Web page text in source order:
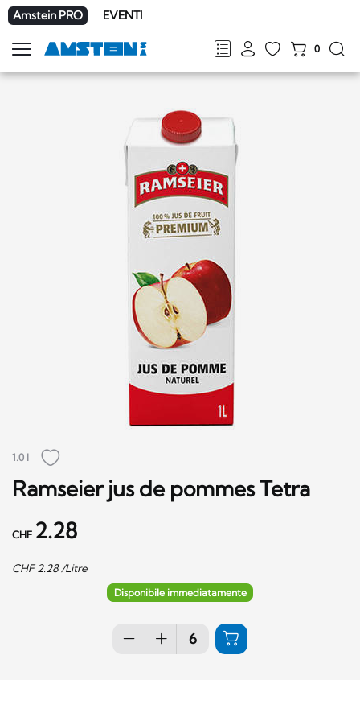
Amstein PRO EVENTI
FRDEENIT
0
Mostra
la
1.0 l
Ramseier jus de pommes Tetra
CHF 2.28
CHF 2.28/Litre
Disponibile immediatamente